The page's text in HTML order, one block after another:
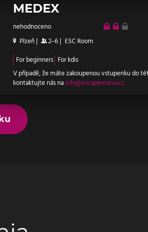
MEDEX
nehodnoceno
Plzeň| 2–6| ESC Room
For beginners For kdis
V případě, že máte zakoupenou vstupenku do
kontaktujte nás nainfo@escapemania.cz